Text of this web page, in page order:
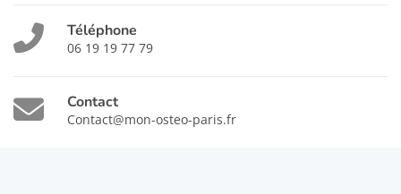
Téléphone
06 19 19 77 79
Contact
Contact@mon-osteo-paris.fr